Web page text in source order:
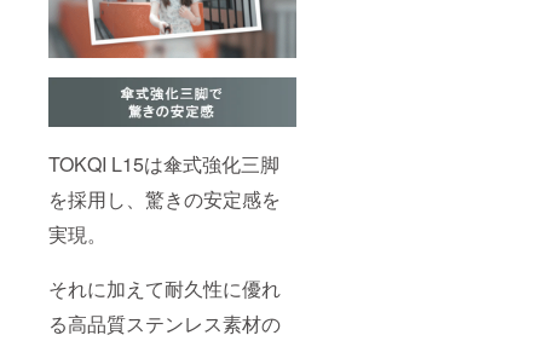
TOKQI L15は傘式強化三脚
を採用し、驚きの安定感を
実現。
それに加えて耐久性に優れ
る高品質ステンレス素材の